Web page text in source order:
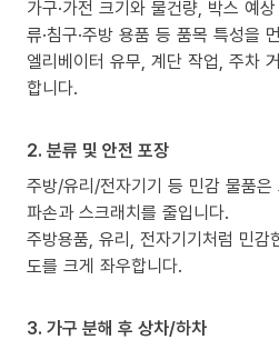
가구·가전 크기와 물건량, 박스 예
류·침구·주방 용품 등 품목 특성을
엘리베이터 유무, 계단 작업, 주차
합니다.
2. 분류 및 안전 포장
주방/유리/전자기기 등 민감 물품
파손과 스크래치를 줄입니다.
주방용품, 유리, 전자기기처럼 민
도를 크게 좌우합니다.
3. 가구 분해 후 상차/하차